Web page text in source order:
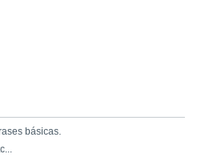
básicas.